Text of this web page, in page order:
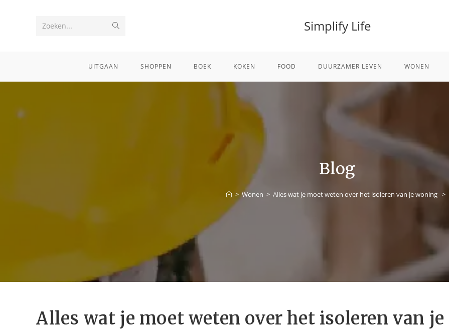
Zoeken... Simplify Life
UITGAAN SHOPPEN BOEK KOKEN FOOD DUURZAMER LEVEN WONEN
Blog
> Wonen > Alles wat je moet weten over het isoleren van je woning >
Alles wat je moet weten over het isoleren van je